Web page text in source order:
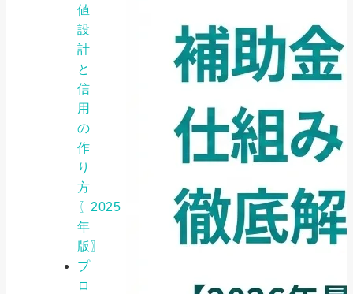
値
設
計
と
信
用
の
作
り
方
〖2025
年
版〗
プ
ロ